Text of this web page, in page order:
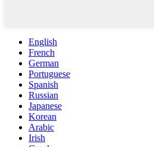
English
French
German
Portuguese
Spanish
Russian
Japanese
Korean
Arabic
Irish